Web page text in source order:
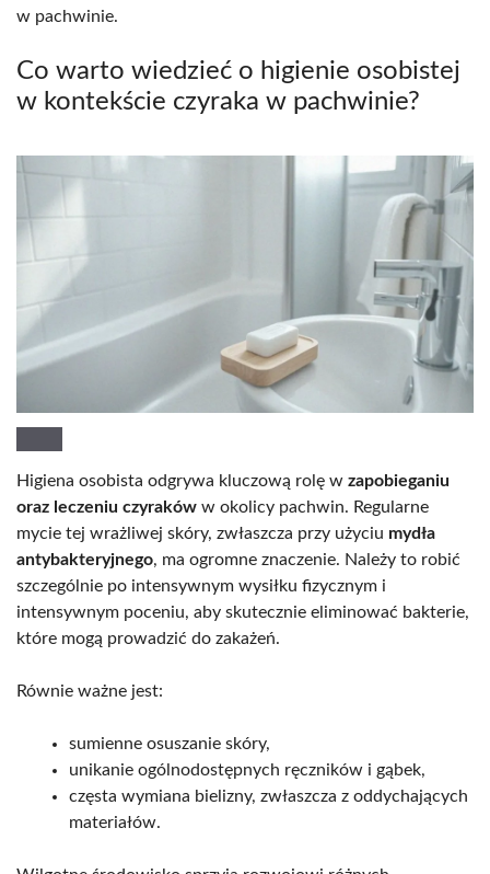
w pachwinie.
Co warto wiedzieć o higienie osobistej
w kontekście czyraka w pachwinie?
Higiena osobista odgrywa kluczową rolę w zapobieganiu
oraz leczeniu czyraków w okolicy pachwin. Regularne
mycie tej wrażliwej skóry, zwłaszcza przy użyciu mydła
antybakteryjnego, ma ogromne znaczenie. Należy to robić
szczególnie po intensywnym wysiłku fizycznym i
intensywnym poceniu, aby skutecznie eliminować bakterie,
które mogą prowadzić do zakażeń.
Równie ważne jest:
sumienne osuszanie skóry,
unikanie ogólnodostępnych ręczników i gąbek,
częsta wymiana bielizny, zwłaszcza z oddychających
materiałów.